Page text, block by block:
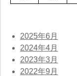
2025年6月
2024年4月
2023年3月
2022年9月